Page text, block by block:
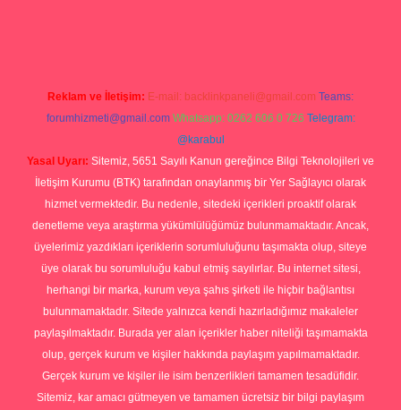
Reklam ve İletişim: E-mail: backlinkpaneli@gmail.com Teams:
forumhizmeti@gmail.com Whatsapp: 0262 606 0 726 Telegram:
@karabul
Yasal Uyarı: Sitemiz, 5651 Sayılı Kanun gereğince Bilgi Teknolojileri ve
İletişim Kurumu (BTK) tarafından onaylanmış bir Yer Sağlayıcı olarak
hizmet vermektedir. Bu nedenle, sitedeki içerikleri proaktif olarak
denetleme veya araştırma yükümlülüğümüz bulunmamaktadır. Ancak,
üyelerimiz yazdıkları içeriklerin sorumluluğunu taşımakta olup, siteye
üye olarak bu sorumluluğu kabul etmiş sayılırlar. Bu internet sitesi,
herhangi bir marka, kurum veya şahıs şirketi ile hiçbir bağlantısı
bulunmamaktadır. Sitede yalnızca kendi hazırladığımız makaleler
paylaşılmaktadır. Burada yer alan içerikler haber niteliği taşımamakta
olup, gerçek kurum ve kişiler hakkında paylaşım yapılmamaktadır.
Gerçek kurum ve kişiler ile isim benzerlikleri tamamen tesadüfidir.
Sitemiz, kar amacı gütmeyen ve tamamen ücretsiz bir bilgi paylaşım